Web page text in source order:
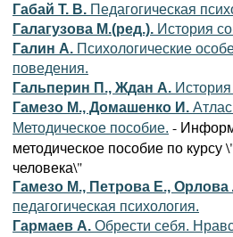
Габай Т. В. Педагогическая
Галагузова М.(ред.). История
Галин А. Психологические
поведения.
Гальперин П., Ждан А.
Гамезо М., Домашенко И.
Методическое пособие. -
методическое пособие по курсу
человека\"
Гамезо М., Петрова Е., Орлова
педагогическая психология.
Гармаев А. Обрести себя.